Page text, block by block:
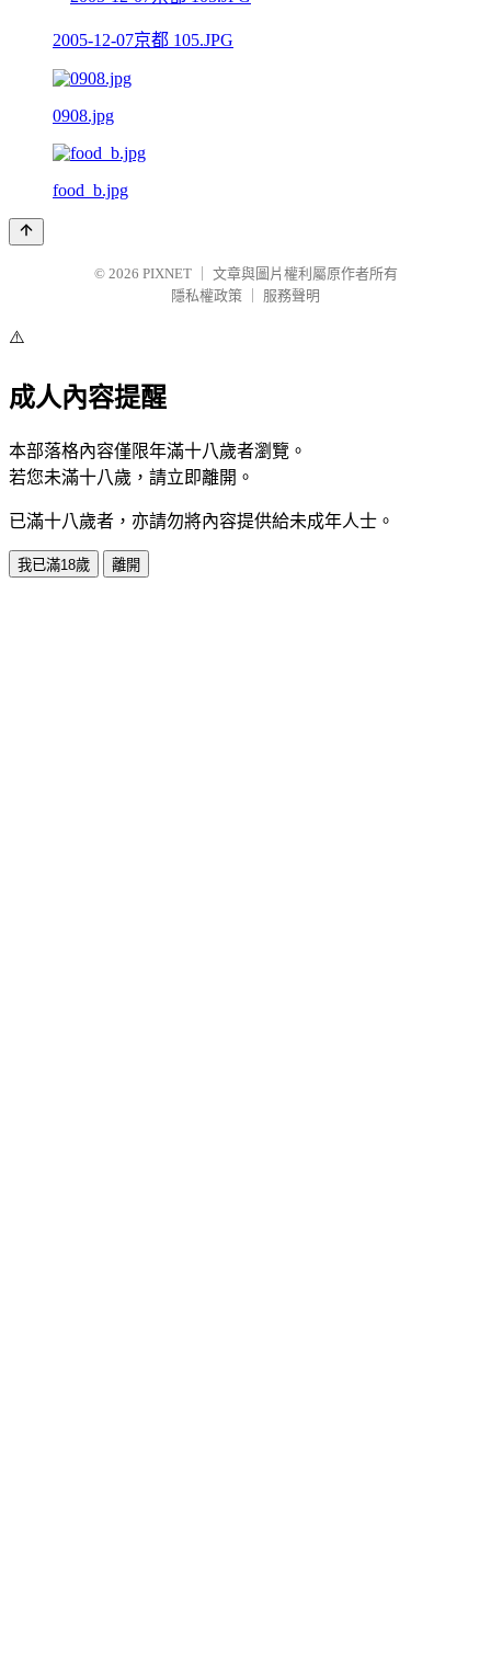
2005-12-07京都 105.JPG
0908.jpg
food_b.jpg
© 2026 PIXNET
文章與圖片權利屬原作者所有
隱私權政策
服務聲明
⚠️
成人內容提醒
本部落格內容僅限年滿十八歲者瀏覽。
若您未滿十八歲，請立即離開。
已滿十八歲者，亦請勿將內容提供給未成年人士。
我已滿18歲 離開